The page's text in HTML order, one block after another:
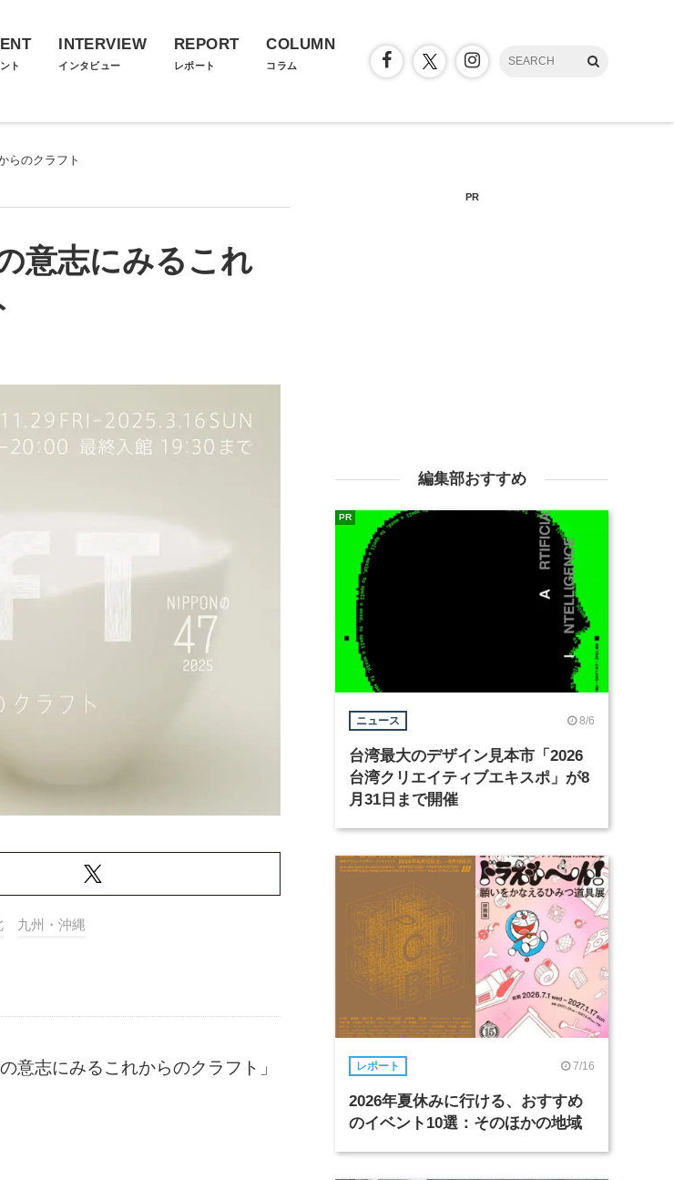
ト
INTERVIEW
インタビュー
REPORT
レポート
COLUMN
コラム
らのクラフト
意志にみるこれ
九州・沖縄
志にみるこれからのクラフト」
PR
編集部おすすめ
ニュース 8/6
台湾最大のデザイン見本市「2026
台湾クリエイティブエキスポ」が8
月31日まで開催
PR
レポート 7/16
2026年夏休みに行ける、おすすめ
のイベント10選：そのほかの地域